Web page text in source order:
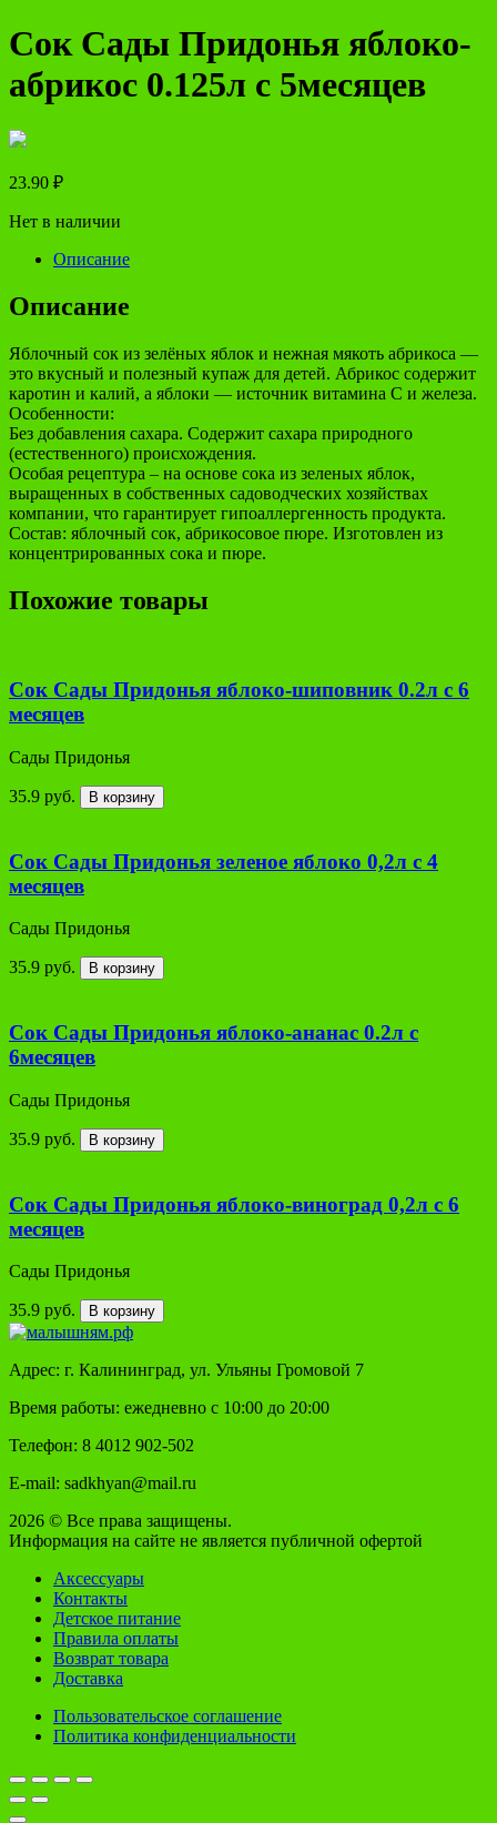
Сок Сады Придонья яблоко-
абрикос 0.125л с 5месяцев
23.90 ₽
Нет в наличии
Описание
Описание
Яблочный сок из зелёных яблок и нежная мякоть абрикоса —
это вкусный и полезный купаж для детей. Абрикос содержит
каротин и калий, а яблоки — источник витамина С и железа.
Особенности:
Без добавления сахара. Содержит сахара природного
(естественного) происхождения.
Особая рецептура – на основе сока из зеленых яблок,
выращенных в собственных садоводческих хозяйствах
компании, что гарантирует гипоаллергенность продукта.
Состав: яблочный сок, абрикосовое пюре. Изготовлен из
концентрированных сока и пюре.
Похожие товары
Сок Сады Придонья яблоко-шиповник 0.2л с 6
месяцев
Сады Придонья
35.9 руб. В корзину
Сок Сады Придонья зеленое яблоко 0,2л с 4
месяцев
Сады Придонья
35.9 руб. В корзину
Сок Сады Придонья яблоко-ананас 0.2л с
6месяцев
Сады Придонья
35.9 руб. В корзину
Сок Сады Придонья яблоко-виноград 0,2л с 6
месяцев
Сады Придонья
35.9 руб. В корзину
Адрес: г. Калининград, ул. Ульяны Громовой 7
Время работы: ежедневно с 10:00 до 20:00
Телефон: 8 4012 902-502
E-mail: sadkhyan@mail.ru
2026 © Все права защищены.
Информация на сайте не является публичной офертой
Аксессуары
Контакты
Детское питание
Правила оплаты
Возврат товара
Доставка
Пользовательское соглашение
Политика конфиденциальности